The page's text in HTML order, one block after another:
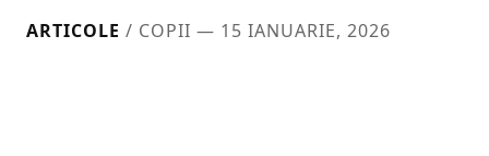
ARTICOLE / COPII — 15 IANUARIE, 2026